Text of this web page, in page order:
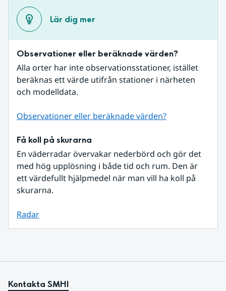
Lär dig mer
Observationer eller beräknade värden?
Alla orter har inte observationsstationer, istället
beräknas ett värde utifrån stationer i närheten
och modelldata.
Observationer eller beräknade värden?
Få koll på skurarna
En väderradar övervakar nederbörd och gör det
med hög upplösning i både tid och rum. Den är
ett värdefullt hjälpmedel när man vill ha koll på
skurarna.
Radar
Kontakta SMHI